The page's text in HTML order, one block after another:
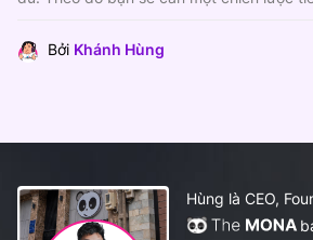
Bởi Khánh Hùng
Hùng là CEO,